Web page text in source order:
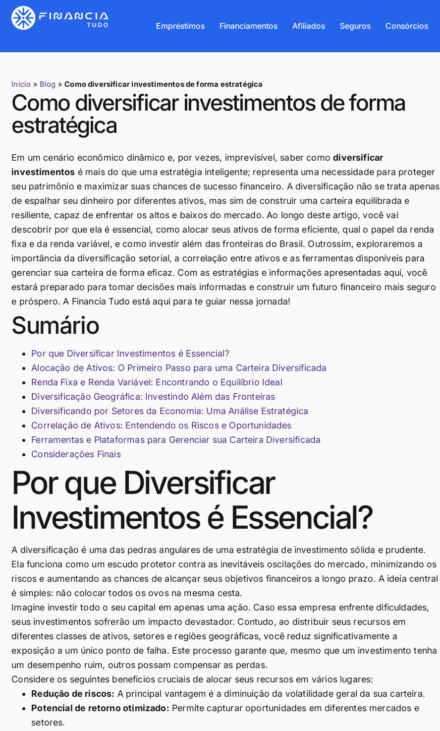
Empréstimos Financiamentos Afiliados Seguros Consórcios
Início » Blog »Como diversificar investimentos de forma estratégica
Como diversificar investimentos de forma
estratégica
Em um cenário econômico dinâmico e, por vezes, imprevisível, saber comodiversificar
investimentos é mais do que uma estratégia inteligente; representa uma necessidade para proteger
seu patrimônio e maximizar suas chances de sucesso financeiro. A diversificação não se trata apenas
de espalhar seu dinheiro por diferentes ativos, mas sim de construir uma carteira equilibrada e
resiliente, capaz de enfrentar os altos e baixos do mercado. Ao longo deste artigo, você vai
descobrir por que ela é essencial, como alocar seus ativos de forma eficiente, qual o papel da renda
fixa e da renda variável, e como investir além das fronteiras do Brasil. Outrossim, exploraremos a
importância da diversificação setorial, a correlação entre ativos e as ferramentas disponíveis para
gerenciar sua carteira de forma eficaz. Com as estratégias e informações apresentadas aqui, você
estará preparado para tomar decisões mais informadas e construir um futuro financeiro mais seguro
e próspero. A Financia Tudo está aqui para te guiar nessa jornada!
Sumário
Por que Diversificar Investimentos é Essencial?
Alocação de Ativos: O Primeiro Passo para uma Carteira Diversificada
Renda Fixa e Renda Variável: Encontrando o Equilíbrio Ideal
Diversificação Geográfica: Investindo Além das Fronteiras
Diversificando por Setores da Economia: Uma Análise Estratégica
Correlação de Ativos: Entendendo os Riscos e Oportunidades
Ferramentas e Plataformas para Gerenciar sua Carteira Diversificada
Considerações Finais
Por que Diversificar
Investimentos é Essencial?
A diversificação é uma das pedras angulares de uma estratégia de investimento sólida e prudente.
Ela funciona como um escudo protetor contra as inevitáveis oscilações do mercado, minimizando os
riscos e aumentando as chances de alcançar seus objetivos financeiros a longo prazo. A ideia central
é simples: não colocar todos os ovos na mesma cesta.
Imagine investir todo o seu capital em apenas uma ação. Caso essa empresa enfrente dificuldades,
seus investimentos sofrerão um impacto devastador. Contudo, ao distribuir seus recursos em
diferentes classes de ativos, setores e regiões geográficas, você reduz significativamente a
exposição a um único ponto de falha. Este processo garante que, mesmo que um investimento tenha
um desempenho ruim, outros possam compensar as perdas.
Considere os seguintes benefícios cruciais de alocar seus recursos em vários lugares:
Redução de riscos: A principal vantagem é a diminuição da volatilidade geral da sua carteira.
Potencial de retorno otimizado: Permite capturar oportunidades em diferentes mercados e
setores.